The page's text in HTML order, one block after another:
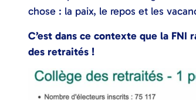
chose : la paix, le repos et les
C’est dans ce contexte que la FNI
des retraités !